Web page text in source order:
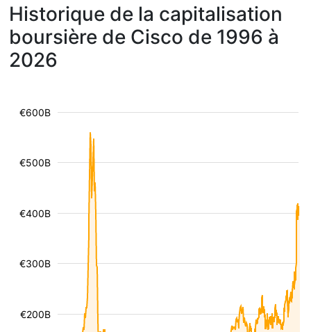
Historique de la capitalisation
boursière de Cisco de 1996 à
2026
€200B
€300B
€400B
€500B
€600B